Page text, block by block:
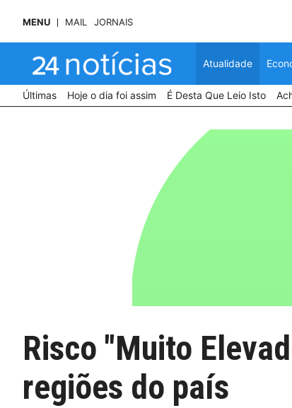
MENU MAIL JORNAIS
Atualidade
Últimas Hoje o dia foi assim É Desta Que Leio Isto
Risco "Muito
regiões do país